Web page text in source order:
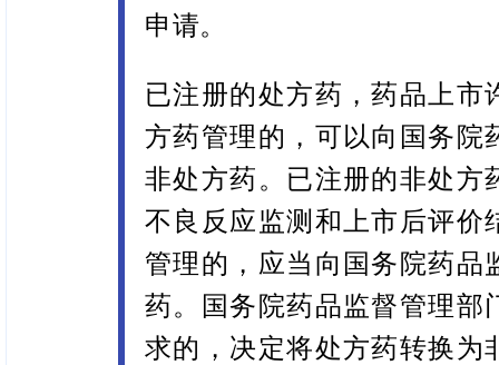
申请。
已注册的处方药，药品上市
方药管理的，可以向国务院
非处方药。已注册的非处方
不良反应监测和上市后评价
管理的，应当向国务院药品
药。国务院药品监督管理部
求的，决定将处方药转换为